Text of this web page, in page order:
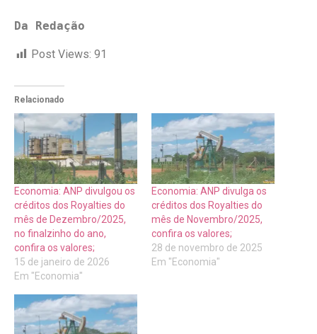
Da Redação
Post Views: 91
Relacionado
Economia: ANP divulgou os
créditos dos Royalties do
mês de Dezembro/2025,
no finalzinho do ano,
confira os valores;
15 de janeiro de 2026
Em "Economia"
Economia: ANP divulga os
créditos dos Royalties do
mês de Novembro/2025,
confira os valores;
28 de novembro de 2025
Em "Economia"